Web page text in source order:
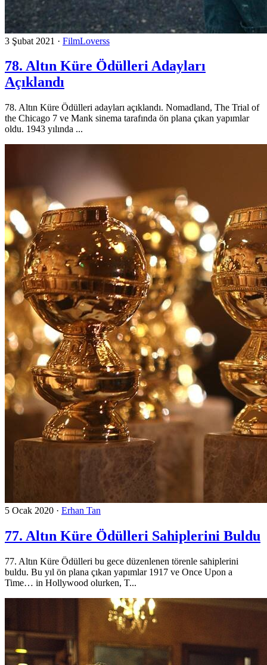
3 Şubat 2021 · FilmLoverss
78. Altın Küre Ödülleri Adayları
Açıklandı
78. Altın Küre Ödülleri adayları açıklandı. Nomadland, The Trial of
the Chicago 7 ve Mank sinema tarafında ön plana çıkan yapımlar
oldu. 1943 yılında ...
5 Ocak 2020 · Erhan Tan
77. Altın Küre Ödülleri Sahiplerini Buldu
77. Altın Küre Ödülleri bu gece düzenlenen törenle sahiplerini
buldu. Bu yıl ön plana çıkan yapımlar 1917 ve Once Upon a
Time… in Hollywood olurken, T...